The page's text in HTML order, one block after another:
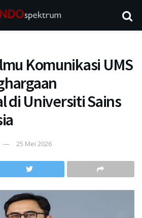
Komunikasi UMS
di Universiti Sains
25 Mei 2026